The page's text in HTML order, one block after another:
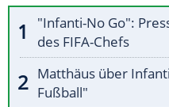
"Infanti-No Go":
des FIFA-Chefs
Matthäus über
Fußball"